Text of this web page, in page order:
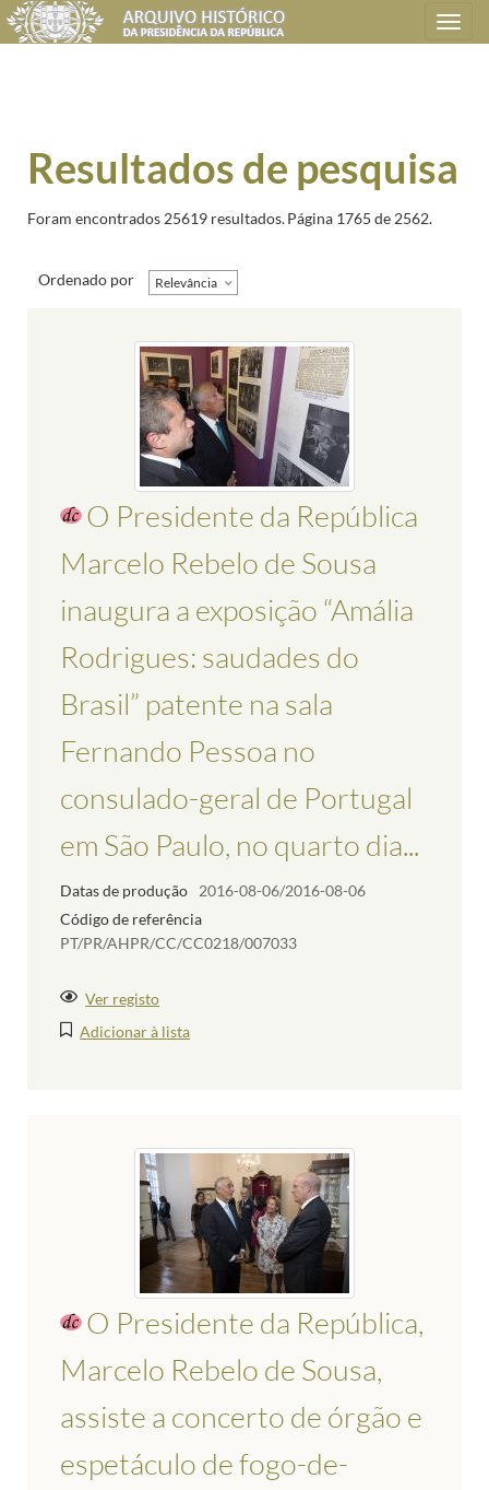
Toggle
navigation
Resultados de pesquisa
Foram encontrados 25619 resultados.Página 1765 de 2562.
Ordenado por Relevância
O Presidente da República
Marcelo Rebelo de Sousa
inaugura a exposição “Amália
Rodrigues: saudades do
Brasil” patente na sala
Fernando Pessoa no
consulado-geral de Portugal
em São Paulo, no quarto dia...
Datas de produção
2016-08-06/2016-08-06
Código de referência
PT/PR/AHPR/CC/CC0218/007033
Ver registo
Adicionar à lista
O Presidente da República,
Marcelo Rebelo de Sousa,
assiste a concerto de órgão e
espetáculo de fogo-de-